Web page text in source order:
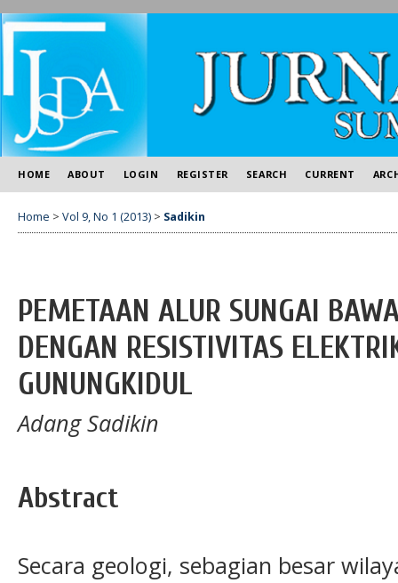
HOME ABOUT LOGIN REGISTER SEARCH CURRENT
Home > Vol 9, No 1 (2013) > Sadikin
PEMETAAN ALUR SUNGAI
DENGAN RESISTIVITAS
GUNUNGKIDUL
Adang Sadikin
Abstract
Secara geologi, sebagian besar